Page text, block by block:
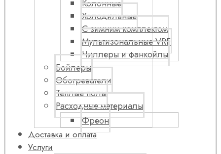
Колонные
Холодильные
С зимним комплектом
Мультизональные VRF
Чиллеры и фанкойлы
Бойлеры
Обогреватели
Теплые полы
Расходные материалы
Фреон
Доставка и оплата
Услуги